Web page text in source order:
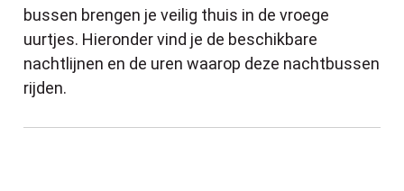
bussen brengen je veilig thuis in de vroege
uurtjes. Hieronder vind je de beschikbare
nachtlijnen en de uren waarop deze nachtbussen
rijden.